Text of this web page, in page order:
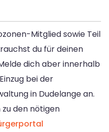
Mitglied sowie Teil
du für deinen
dich aber innerhalb
bei der
in Dudelange an.
den nötigen